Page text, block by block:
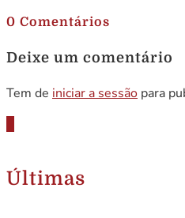
0 Comentários
Deixe um comentário
Tem de iniciar a sessão para
Últimas